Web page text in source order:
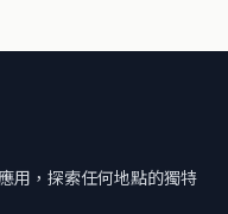
用，探索任何地點的獨特